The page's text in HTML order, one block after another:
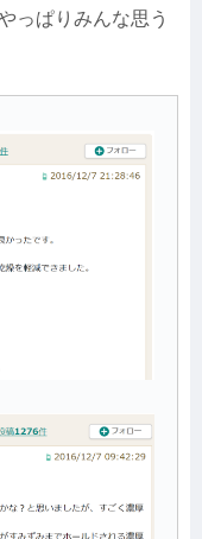
っぱりみんな思う